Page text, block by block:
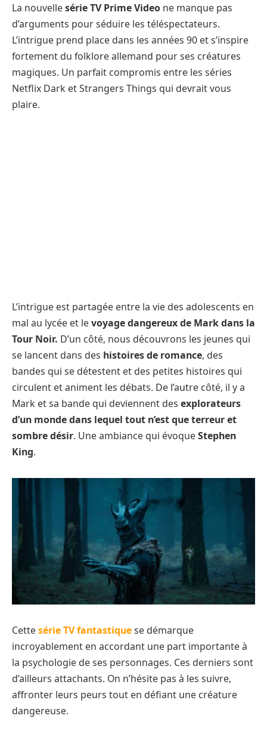
La nouvellesérie TV Prime Video ne manque pas
d’arguments pour séduire les téléspectateurs.
L’intrigue prend place dans les années 90 et s’inspire
fortement du folklore allemand pour ses créatures
magiques. Un parfait compromis entre les séries
Netflix Dark et Strangers Things qui devrait vous
plaire.
L’intrigue est partagée entre la vie des adolescents en
mal au lycée et levoyage dangereux de Mark dans la
Tour Noir. D’un côté, nous découvrons les jeunes qui
se lancent dans des histoires de romance, des
bandes qui se détestent et des petites histoires qui
circulent et animent les débats. De l’autre côté, il y a
Mark et sa bande qui deviennent des explorateurs
d’un monde dans lequel tout n’est que terreur et
sombre désir. Une ambiance qui évoqueStephen
King.
Cettesérie TV fantastiquese démarque
incroyablement en accordant une part importante à
la psychologie de ses personnages. Ces derniers sont
d’ailleurs attachants. On n’hésite pas à les suivre,
affronter leurs peurs tout en défiant une créature
dangereuse.